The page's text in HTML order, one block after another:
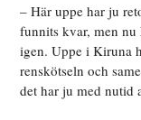
– Här uppe har ju
funnits kvar, men
igen. Uppe i Kiruna
renskötseln och
det har ju med nutid